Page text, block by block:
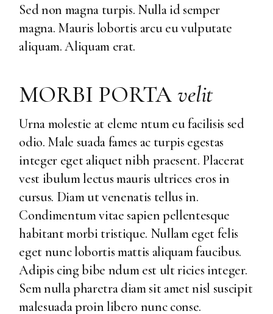
Sed non magna turpis. Nulla id semper
magna. Mauris lobortis arcu eu vulputate
aliquam. Aliquam erat.
MORBI PORTA velit
Urna molestie at eleme ntum eu facilisis sed
odio. Male suada fames ac turpis egestas
integer eget aliquet nibh praesent. Placerat
vest ibulum lectus mauris ultrices eros in
cursus. Diam ut venenatis tellus in.
Condimentum vitae sapien pellentesque
habitant morbi tristique. Nullam eget felis
eget nunc lobortis mattis aliquam faucibus.
Adipis cing bibe ndum est ult ricies integer.
Sem nulla pharetra diam sit amet nisl suscipit
malesuada proin libero nunc conse.